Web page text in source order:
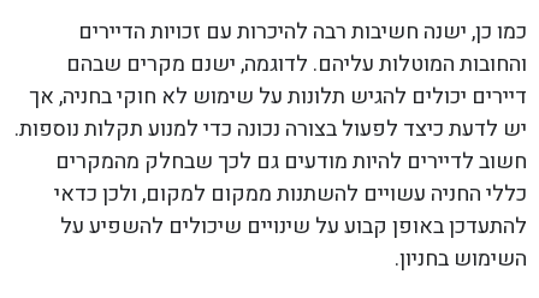
כמו כן, ישנה חשיבות רבה להיכרות עם זכויות הדיירים
והחובות המוטלות עליהם. לדוגמה, ישנם מקרים שבהם
דיירים יכולים להגיש תלונות על שימוש לא חוקי בחניה, אך
יש לדעת כיצד לפעול בצורה נכונה כדי למנוע תקלות נוספות.
חשוב לדיירים להיות מודעים גם לכך שבחלק מהמקרים
כללי החניה עשויים להשתנות ממקום למקום, ולכן כדאי
להתעדכן באופן קבוע על שינויים שיכולים להשפיע על
השימוש בחניון.